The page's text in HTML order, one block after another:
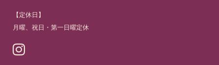
【定休日】
月曜、祝日・第一日曜定休
